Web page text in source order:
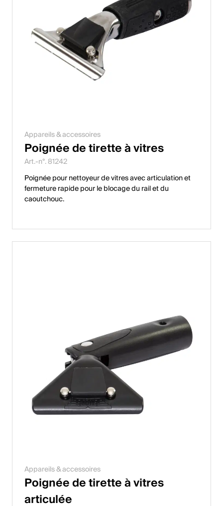
Appareils & accessoires
Poignée de tirette à vitres
Art.-n°. 81242
Poignée pour nettoyeur de vitres avec articulation et
fermeture rapide pour le blocage du rail et du
caoutchouc.
Appareils & accessoires
Poignée de tirette à vitres
articulée